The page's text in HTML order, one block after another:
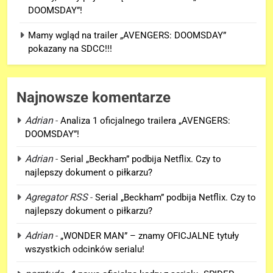
DOOMSDAY”!
Mamy wgląd na trailer „AVENGERS: DOOMSDAY”
pokazany na SDCC!!!
Najnowsze komentarze
Adrian- Analiza 1 oficjalnego trailera „AVENGERS:
DOOMSDAY”!
Adrian- Serial „Beckham” podbija Netflix. Czy to
najlepszy dokument o piłkarzu?
Agregator RSS- Serial „Beckham” podbija Netflix. Czy to
najlepszy dokument o piłkarzu?
Adrian- „WONDER MAN” – znamy OFICJALNE tytuły
wszystkich odcinków serialu!
Mamy wgląd na trailer
„AVENGERS: DOOMSDAY”
pokazany na SDCC!!!
FILMY
6
Tom Holland komentuje cameo